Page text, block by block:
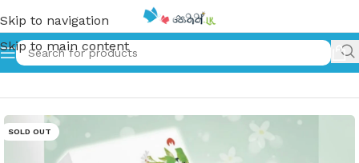
Skip to navigation
Skip to main content
Home»සේපාලිකා (1, 2) – Sepalika (1, 2)
SOLD OUT